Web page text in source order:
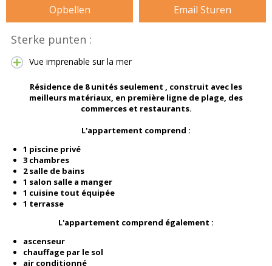
Opbellen Email Sturen
Sterke punten :
Vue imprenable sur la mer
Résidence de 8 unités seulement , construit avec les
meilleurs matériaux, en première ligne de plage, des
commerces et restaurants.
L'appartement comprend :
1 piscine privé
3 chambres
2 salle de bains
1 salon salle a manger
1 cuisine tout équipée
1 terrasse
L'appartement comprend également :
ascenseur
chauffage par le sol
air conditionné